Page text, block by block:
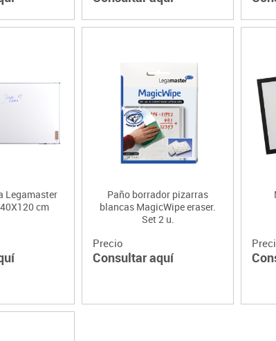
Legamaster
cm
Paño borrador pizarras
blancas MagicWipe eraser.
Set 2 u.
Precio
Consultar aquí